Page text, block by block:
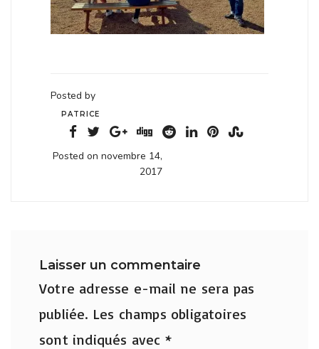
Posted by
PATRICE
Posted on novembre 14,
2017
Laisser un commentaire
Votre adresse e-mail ne sera pas
publiée. Les champs obligatoires
sont indiqués avec *